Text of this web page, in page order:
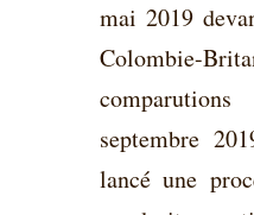
mai 2019
Colombie-
septembre
lancé une